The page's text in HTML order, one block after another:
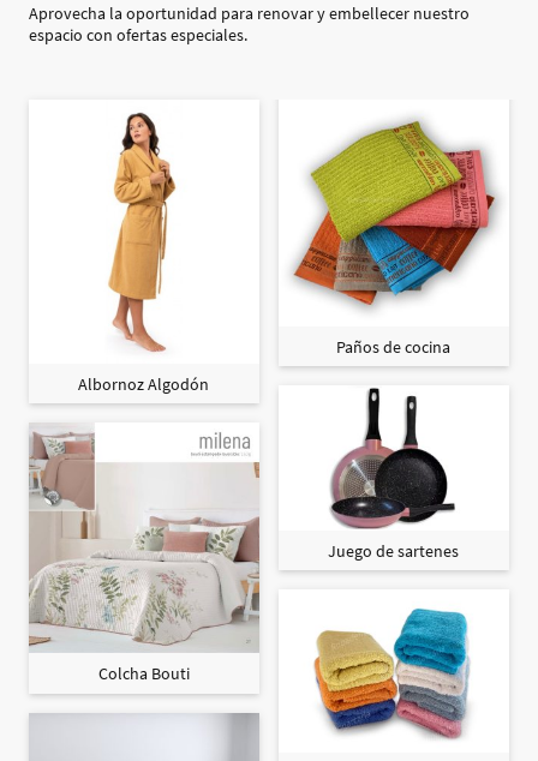
Aprovecha la oportunidad para renovar y embellecer nuestro
espacio con ofertas especiales.
Albornoz Algodón
Colcha Bouti
Paños de cocina
Juego de sartenes